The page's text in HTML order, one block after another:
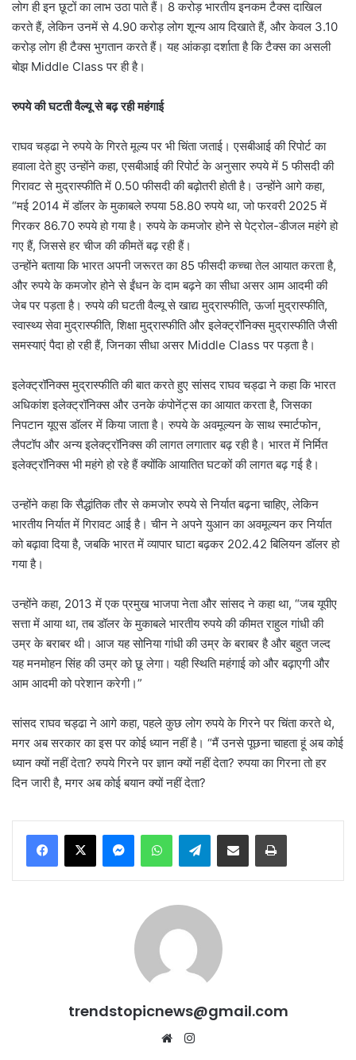
लोग ही इन छूटों का लाभ उठा पाते हैं। 8 करोड़ भारतीय इनकम टैक्स दाखिल
करते हैं, लेकिन उनमें से 4.90 करोड़ लोग शून्य आय दिखाते हैं, और केवल 3.10
करोड़ लोग ही टैक्स भुगतान करते हैं। यह आंकड़ा दर्शाता है कि टैक्स का असली
बोझ Middle Class पर ही है।
रुपये की घटती वैल्यू से बढ़ रही महंगाई
राघव चड्ढा ने रुपये के गिरते मूल्य पर भी चिंता जताई। एसबीआई की रिपोर्ट का
हवाला देते हुए उन्होंने कहा, एसबीआई की रिपोर्ट के अनुसार रुपये में 5 फीसदी की
गिरावट से मुद्रास्फीति में 0.50 फीसदी की बढ़ोतरी होती है। उन्होंने आगे कहा,
“मई 2014 में डॉलर के मुकाबले रुपया 58.80 रुपये था, जो फरवरी 2025 में
गिरकर 86.70 रुपये हो गया है। रुपये के कमजोर होने से पेट्रोल-डीजल महंगे हो
गए हैं, जिससे हर चीज की कीमतें बढ़ रही हैं।
उन्होंने बताया कि भारत अपनी जरूरत का 85 फीसदी कच्चा तेल आयात करता है,
और रुपये के कमजोर होने से ईंधन के दाम बढ़ने का सीधा असर आम आदमी की
जेब पर पड़ता है। रुपये की घटती वैल्यू से खाद्य मुद्रास्फीति, ऊर्जा मुद्रास्फीति,
स्वास्थ्य सेवा मुद्रास्फीति, शिक्षा मुद्रास्फीति और इलेक्ट्रॉनिक्स मुद्रास्फीति जैसी
समस्याएं पैदा हो रही हैं, जिनका सीधा असर Middle Class पर पड़ता है।
इलेक्ट्रॉनिक्स मुद्रास्फीति की बात करते हुए सांसद राघव चड्ढा ने कहा कि भारत
अधिकांश इलेक्ट्रॉनिक्स और उनके कंपोनेंट्स का आयात करता है, जिसका
निपटान यूएस डॉलर में किया जाता है। रुपये के अवमूल्यन के साथ स्मार्टफोन,
लैपटॉप और अन्य इलेक्ट्रॉनिक्स की लागत लगातार बढ़ रही है। भारत में निर्मित
इलेक्ट्रॉनिक्स भी महंगे हो रहे हैं क्योंकि आयातित घटकों की लागत बढ़ गई है।
उन्होंने कहा कि सैद्धांतिक तौर से कमजोर रुपये से निर्यात बढ़ना चाहिए, लेकिन
भारतीय निर्यात में गिरावट आई है। चीन ने अपने युआन का अवमूल्यन कर निर्यात
को बढ़ावा दिया है, जबकि भारत में व्यापार घाटा बढ़कर 202.42 बिलियन डॉलर हो
गया है।
उन्होंने कहा, 2013 में एक प्रमुख भाजपा नेता और सांसद ने कहा था, “जब यूपीए
सत्ता में आया था, तब डॉलर के मुकाबले भारतीय रुपये की कीमत राहुल गांधी की
उम्र के बराबर थी। आज यह सोनिया गांधी की उम्र के बराबर है और बहुत जल्द
यह मनमोहन सिंह की उम्र को छू लेगा। यही स्थिति महंगाई को और बढ़ाएगी और
आम आदमी को परेशान करेगी।”
सांसद राघव चड्ढा ने आगे कहा, पहले कुछ लोग रुपये के गिरने पर चिंता करते थे,
मगर अब सरकार का इस पर कोई ध्यान नहीं है। “मैं उनसे पूछना चाहता हूं अब कोई
ध्यान क्यों नहीं देता? रुपये गिरने पर ज्ञान क्यों नहीं देता? रुपया का गिरना तो हर
दिन जारी है, मगर अब कोई बयान क्यों नहीं देता?
MessengerWhatsAppTelegramShare via Email Print
trendstopicnews@gmail.com
Website